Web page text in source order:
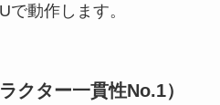
動作します。
クター一貫性No.1）